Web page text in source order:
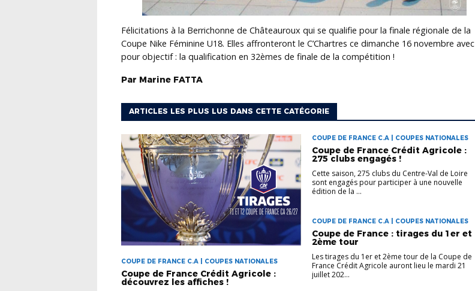
Félicitations à la Berrichonne de Châteauroux qui se qualifie pour la finale régionale de la
Coupe Nike Féminine U18. Elles affronteront le C’Chartres ce dimanche 16 novembre avec
pour objectif : la qualification en 32èmes de finale de la compétition !
Par Marine FATTA
ARTICLES LES PLUS LUS DANS CETTE CATÉGORIE
COUPE DE FRANCE C.A | COUPES NATIONALES
Coupe de France Crédit Agricole :
découvrez les affiches !
COUPE DE FRANCE C.A | COUPES NATIONALES
Coupe de France Crédit Agricole :
275 clubs engagés !
Cette saison, 275 clubs du Centre-Val de Loire
sont engagés pour participer à une nouvelle
édition de la ...
COUPE DE FRANCE C.A | COUPES NATIONALES
Coupe de France : tirages du 1er et
2ème tour
Les tirages du 1er et 2ème tour de la Coupe de
France Crédit Agricole auront lieu le mardi 21
juillet 202...